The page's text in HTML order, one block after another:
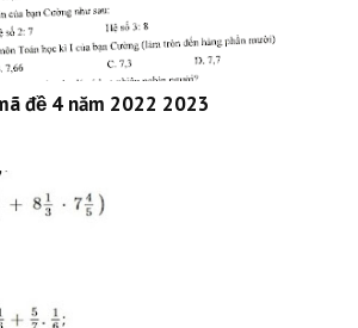
đề 4 năm 2022 2023